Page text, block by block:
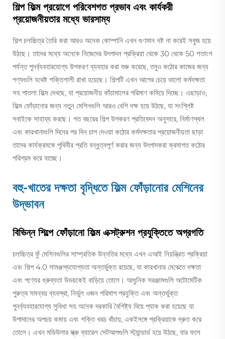
শিল্প ফিল্ম প্রয়োগে পরিবেশগত প্রভাব এবং কার্যকরী
প্রয়োজনীয়তার মধ্যে ভারসাম্য
শিল্প চলচ্চিত্র তৈরি করা আরও অনেক কোম্পানি এখন গুণমান নষ্ট না করেই সবুজ হয়ে
উঠছে। তাদের মধ্যে অনেকে নিজেদের উৎপাদন প্রক্রিয়া থেকে 30 থেকে 50 শতাংশ
পর্যন্ত পুনর্ব্যবহারযোগ্য উপকরণ ব্যবহার করা শুরু করেছে, তবুও কঠোর কাজের জন্য
পণ্যগুলি যথেষ্ট শক্তিশালী রাখা হয়েছে। শিল্পটি এখন আগের চেয়ে ভালো কর্মদক্ষতা
সহ পাতলা ফিল্ম দেখছে, যা প্রয়োজনীয় কাঁচামালের পরিমাণ কমিয়ে দিচ্ছে। এছাড়াও,
ফিল্ম ফোঁড়ানোর জন্য নতুন মেশিনগুলি আরও বেশি দক্ষ হয়ে উঠছে, যা সংশ্লিষ্ট
সবাইকে সাহায্য করছে। গত বছরের শিল্প উপকরণ প্রতিবেদন অনুসারে, নির্মাণস্থল
এবং কারখানাগুলি দিনের পর দিন চাপ দেওয়া কঠোর কর্মদক্ষতার প্রয়োজনীয়তা ছাড়া
তাদের কার্যক্রমকে পৃথিবীর প্রতি বন্ধুত্বপূর্ণ করার জন্য উৎপাদকরা ক্রমাগত কঠোর
পরিশ্রম করে যাচ্ছে।
বহু-খাতের দক্ষতা বৃদ্ধিতে ফিল্ম ফোঁড়ানোর মেশিনের
উদ্ভাবন
বিভিন্ন শিল্পে ফোঁড়ানো ফিল্ম এক্সট্রুশন প্রযুক্তিতে অগ্রগতি
চলচ্চিত্র ফুঁ মেশিনগুলির সাম্প্রতিক উন্নতির মধ্যে এখন এআই নিয়ন্ত্রিত প্রক্রিয়া
এবং শিল্প 4.0 সামঞ্জস্যযোগ্যতা অন্তর্ভুক্ত রয়েছে, যা কারখানার মেঝেতে দক্ষতা
এবং পণ্যের ধ্রুব্যতা উভয়কেই বাড়িয়ে তোলে। আধুনিক সরঞ্জামগুলি অটোমেটিক
পুরুত্ব সমন্বয় ব্যবস্থা, নির্ভুল ওজন পরিমাপ প্রযুক্তি এবং অন্তর্ভুক্ত
পুনর্ব্যবহারযোগ্য সুবিধা সহ অনেক দরকারি বৈশিষ্ট্য দিয়ে প্যাক করা হয়েছে যা
উপাদানের অপচয় কমায় এবং শক্তি খরচ বাঁচায়, একইসঙ্গে প্রক্রিয়াকে দ্রুত করে
তোলে। এখন মডিউলার স্ক্রু ব্যারেল সেটআপগুলি স্ট্যান্ডার্ড হয়ে উঠছে, যার ফলে